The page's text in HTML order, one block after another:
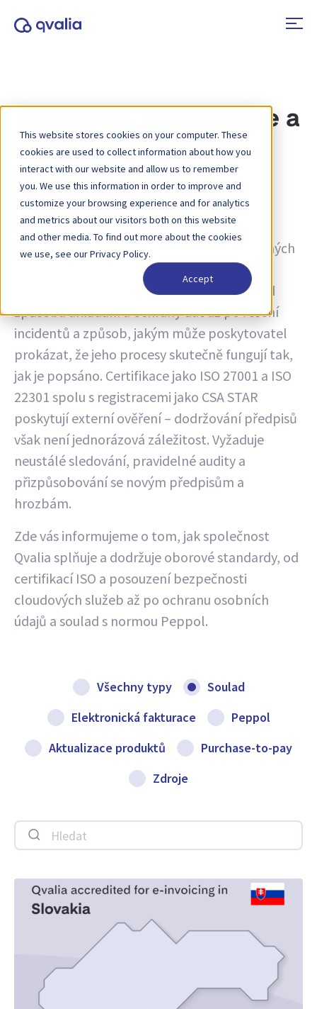
This website stores cookies on your computer. These
cookies are used to collect information about how you
interact with our website and allow us to remember
you. We use this information in order to improve and
customize your browsing experience and for analytics
and metrics about our visitors both on this website
and other media. To find out more about the cookies
we use, see our Privacy Policy.
Accept
Transakce, technologie a
trendy
Kategorie: Dodržování předpisů
Dodržování předpisů v kontextu cloudu
znamená splnění bezpečnostních, soukromých
a provozních standardů, které očekávají
zákazníci i regulační orgány. Zahrnuje vše od
způsobu ukládání a ochrany dat až po řešení
incidentů a způsob, jakým může poskytovatel
prokázat, že jeho procesy skutečně fungují tak,
jak je popsáno. Certifikace jako ISO 27001 a ISO
22301 spolu s registracemi jako CSA STAR
poskytují externí ověření – dodržování předpisů
však není jednorázová záležitost. Vyžaduje
neustálé sledování, pravidelné audity a
přizpůsobování se novým předpisům a
hrozbám.
Zde vás informujeme o tom, jak společnost
Qvalia splňuje a dodržuje oborové standardy, od
certifikací ISO a posouzení bezpečnosti
cloudových služeb až po ochranu osobních
údajů a soulad s normou Peppol.
Všechny typy
Soulad
Elektronická fakturace
Peppol
Aktualizace produktů
Purchase-to-pay
Zdroje
Hledat